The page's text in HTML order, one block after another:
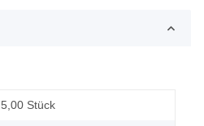
5,00 Stück